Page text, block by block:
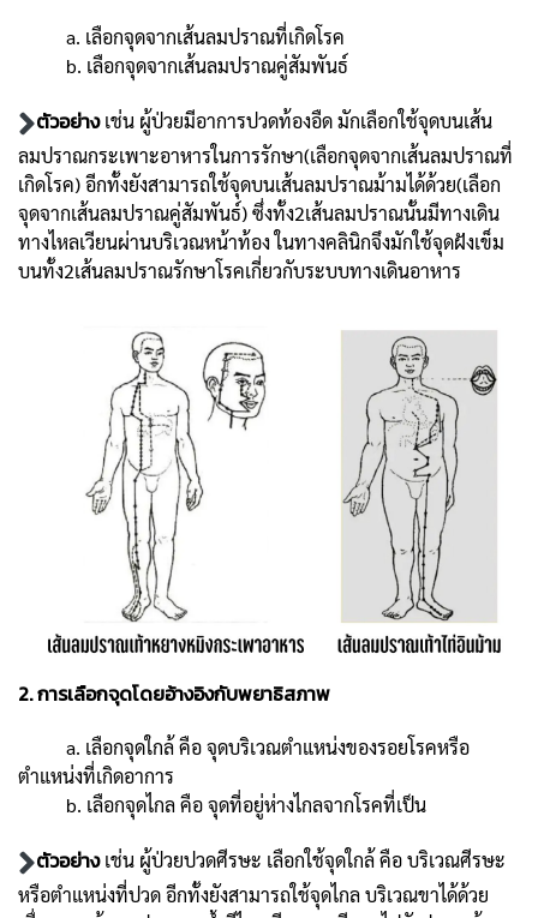
a. เลือกจุดจากเส้นลมปราณที่เกิดโรค
b. เลือกจุดจากเส้นลมปราณคู่สัมพันธ์
ตัวอย่างเช่น ผู้ป่วยมีอาการปวดท้องอืด มักเลือกใช้จุดบนเส้น
ลมปราณกระเพาะอาหารในการรักษา(เลือกจุดจากเส้นลมปราณที่
เกิดโรค) อีกทั้งยังสามารถใช้จุดบนเส้นลมปราณม้ามได้ด้วย(เลือก
จุดจากเส้นลมปราณคู่สัมพันธ์) ซึ่งทั้ง2เส้นลมปราณนั้นมีทางเดิน
ทางไหลเวียนผ่านบริเวณหน้าท้อง ในทางคลินิกจึงมักใช้จุดฝังเข็ม
บนทั้ง2เส้นลมปราณรักษาโรคเกี่ยวกับระบบทางเดินอาหาร
2. การเลือกจุดโดยอ้างอิงกับพยาธิสภาพ
a. เลือกจุดใกล้ คือ จุดบริเวณตำแหน่งของรอยโรคหรือ
ตำแหน่งที่เกิดอาการ
b. เลือกจุดไกล คือ จุดที่อยู่ห่างไกลจากโรคที่เป็น
ตัวอย่างเช่น ผู้ป่วยปวดศีรษะ เลือกใช้จุดใกล้ คือ บริเวณศีรษะ
หรือตำแหน่งที่ปวด อีกทั้งยังสามารถใช้จุดไกล บริเวณขาได้ด้วย